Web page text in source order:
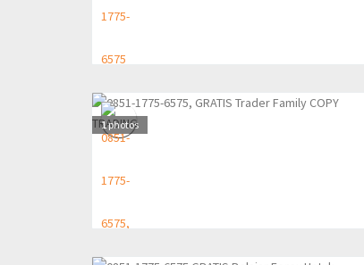
1photos